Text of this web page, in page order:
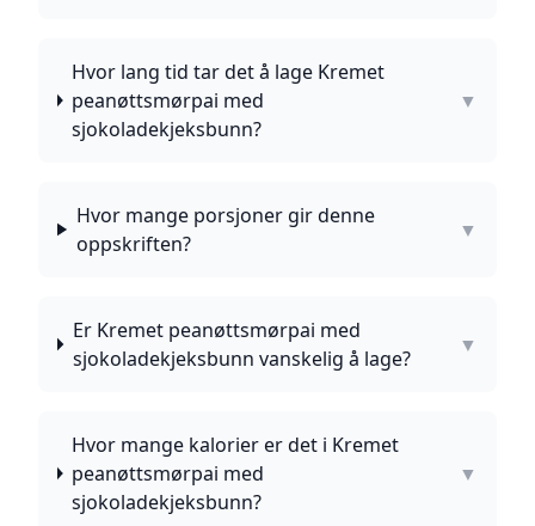
Hvor lang tid tar det å lage Kremet
peanøttsmørpai med
sjokoladekjeksbunn?
▼
Hvor mange porsjoner gir denne
oppskriften?
▼
Er Kremet peanøttsmørpai med
sjokoladekjeksbunn vanskelig å lage?
▼
Hvor mange kalorier er det i Kremet
peanøttsmørpai med
sjokoladekjeksbunn?
▼